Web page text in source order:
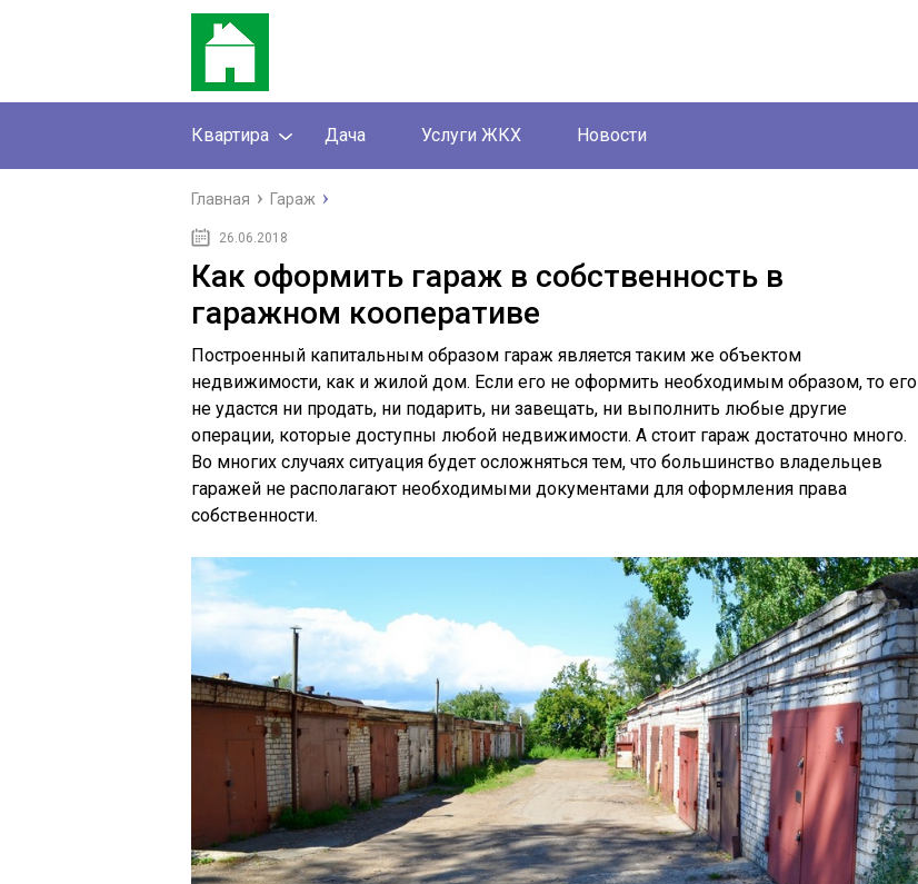
Квартира Дача Услуги ЖКХ Новости
Главная Гараж
26.06.2018
Как оформить гараж в собственность в
гаражном кооперативе
Построенный капитальным образом гараж является таким же объектом
недвижимости, как и жилой дом. Если его не оформить необходимым образом, то его
не удастся ни продать, ни подарить, ни завещать, ни выполнить любые другие
операции, которые доступны любой недвижимости. А стоит гараж достаточно много.
Во многих случаях ситуация будет осложняться тем, что большинство владельцев
гаражей не располагают необходимыми документами для оформления права
собственности.